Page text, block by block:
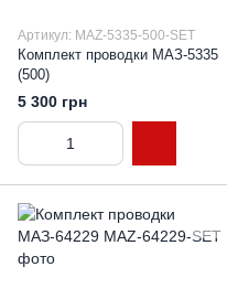
Артикул: MAZ-5335-500-SET
Комплект проводки МАЗ-5335
(500)
5 300 грн